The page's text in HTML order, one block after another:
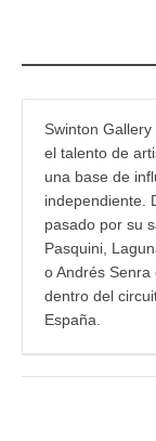
Swinton
el talento de
una base de
independiente.
pasado por su
Pasquini,
o Andrés
dentro del
España.